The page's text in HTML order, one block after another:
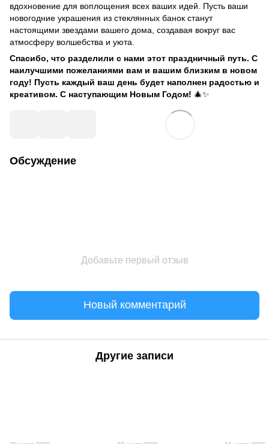
вдохновение для воплощения всех ваших идей. Пусть ваши
новогодние украшения из стеклянных банок станут
настоящими звездами вашего дома, создавая вокруг вас
атмосферу волшебства и уюта.
Спасибо, что разделили с нами этот праздничный путь. С
наилучшими пожеланиями вам и вашим близким в новом
году! Пусть каждый ваш день будет наполнен радостью и
креативом. С наступающим Новым Годом! 🎄✨
Обсуждение
Добавьте первый отзыв
Новый комментарий
Другие записи